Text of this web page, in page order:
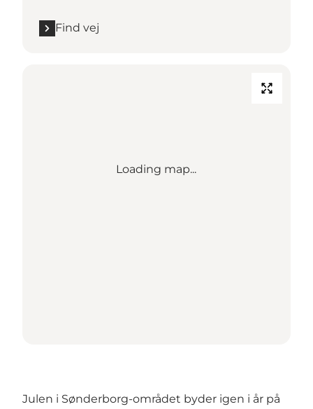
Find vej
Loading map...
Julen i Sønderborg-området byder igen i år på